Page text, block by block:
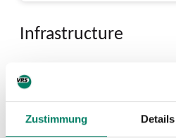
Zustimmung Details
Infrastructure
Next departures